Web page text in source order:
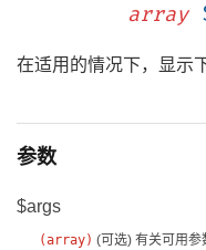
array
在适用的情况下，显示
参数
$args
(array) (可选) 有关可用参